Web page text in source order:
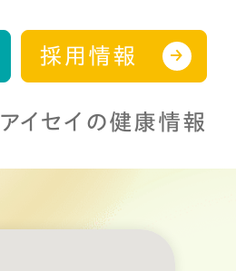
採用情報
アイセイの健康情報